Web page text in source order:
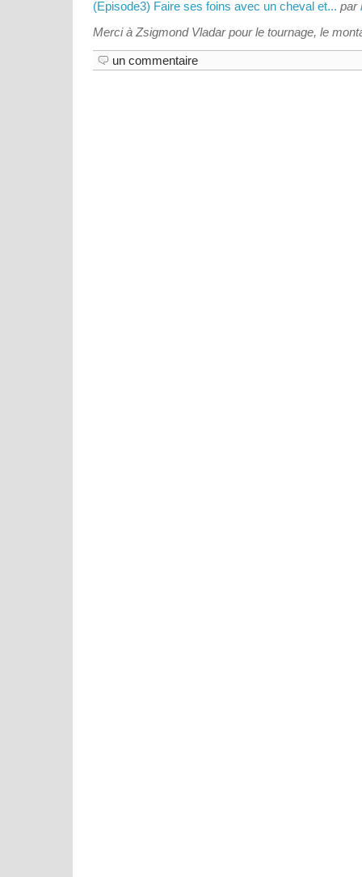
(Episode3) Faire ses foins avec un cheval et... par
Merci à Zsigmond Vladar pour le tournage, le
un commentaire